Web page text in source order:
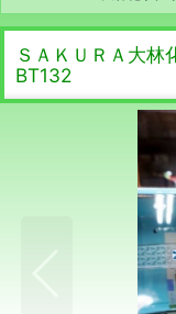
ＳＡＫＵＲＡ大
BT132